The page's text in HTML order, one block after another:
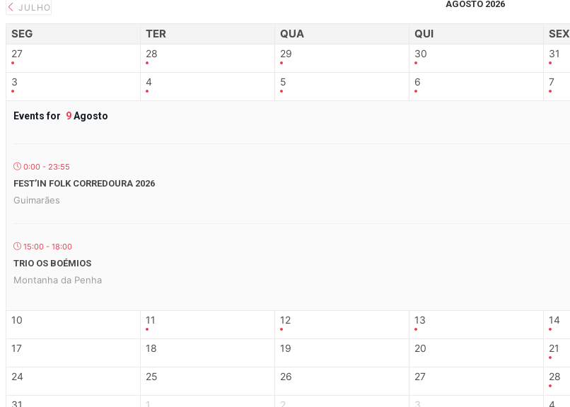
JULHO AGOSTO 2026
SEG TER QUA QUI SEX
27 28 29 30 31
3 4 5 6 7
Events for 9Agosto
0:00 - 23:55
FEST’IN FOLK CORREDOURA 2026
Guimarães
15:00 - 18:00
TRIO OS BOÉMIOS
Montanha da Penha
10 11 12 13 14
17 18 19 20 21
24 25 26 27 28